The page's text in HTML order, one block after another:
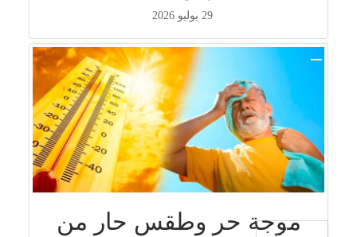
29 يوليو 2026
موجة حر وطقس حار من
جار التحميل ...